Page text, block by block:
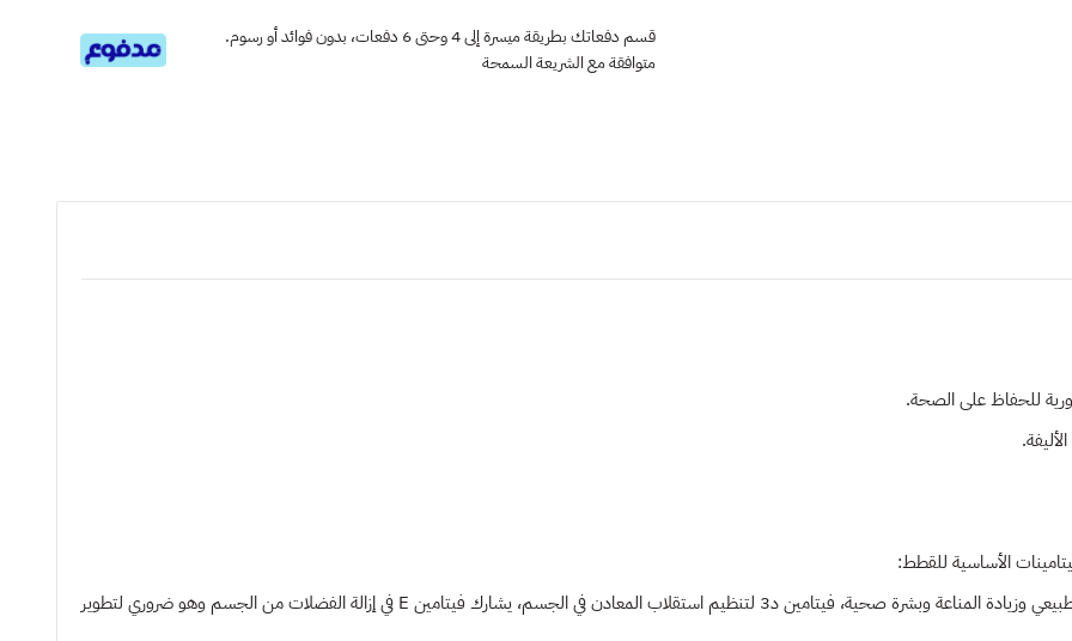
قسم دفعاتك بطريقة ميسرة إلى 4 وحتى 6 دفعات، بدون فوائد أو رسوم.
متوافقة مع الشريعة السمحة
للحفاظ على الصحة.
توراين لدعم الرؤية والهضم وصحة القلب والمناعة، فيتامين أ للنمو الطبيعي وزيادة المناعة وبشرة صحية، فيتامين د3 لتنظيم استقلاب المعادن في الجسم، يشارك فيتامين E في إزالة الفضلات من الجسم وهو ضروري لتطوير